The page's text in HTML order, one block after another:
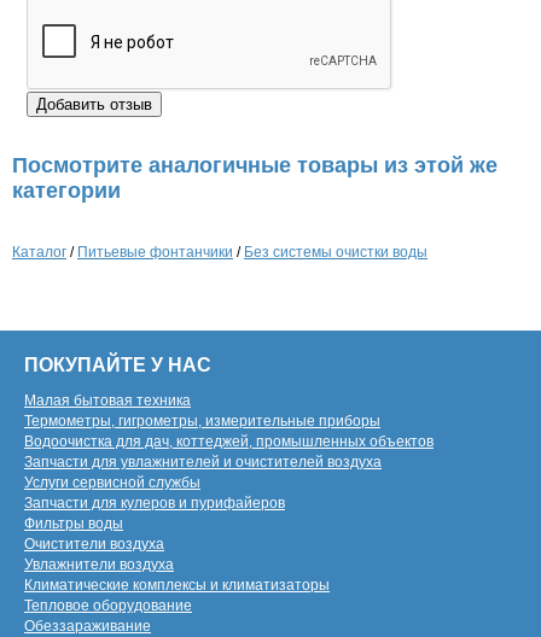
Посмотрите аналогичные товары из этой же
категории
Каталог / Питьевые фонтанчики / Без системы очистки воды
ПОКУПАЙТЕ У НАС
Малая бытовая техника
Термометры, гигрометры, измерительные приборы
Водоочистка для дач, коттеджей, промышленных объектов
Запчасти для увлажнителей и очистителей воздуха
Услуги сервисной службы
Запчасти для кулеров и пурифайеров
Фильтры воды
Очистители воздуха
Увлажнители воздуха
Климатические комплексы и климатизаторы
Тепловое оборудование
Обеззараживание